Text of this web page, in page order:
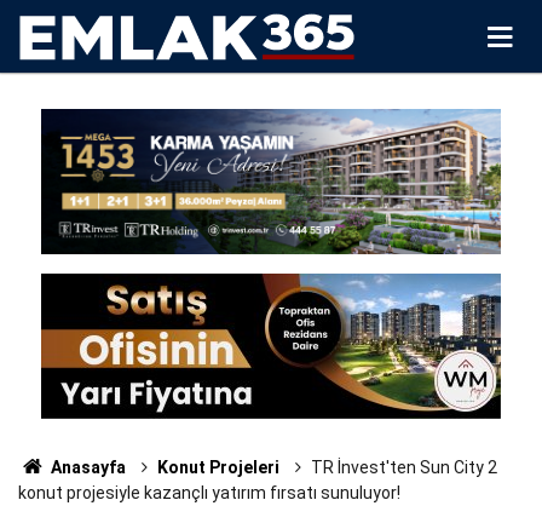
Anasayfa Konut Projeleri
TR İnvest'ten Sun City 2
konut projesiyle kazançlı yatırım fırsatı sunuluyor!